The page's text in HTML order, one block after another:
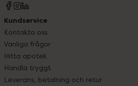
Kundservice
Kontakta oss
Vanliga frågor
Hitta apotek
Handla tryggt
Leverans, betalning och retur